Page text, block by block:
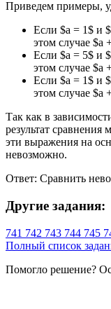
Приведем примеры,
Если $a = 1$ и
этом случае $a
Если $a = 5$ и
этом случае $a
Если $a = 1$ и
этом случае $a
Так как в
результат
эти выражения на
невозможно.
Ответ: Сравнить
Другие задания:
741 742 743 744 745
Полный список
Помогло решение?